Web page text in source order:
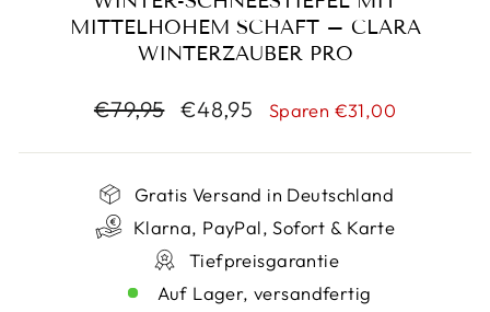
MITTELHOHEM SCHAFT – CLARA
WINTERZAUBER PRO
Normaler
€79,95 Sonderpreis
€48,95 Sparen €31,00
Gratis Versand in Deutschland
Klarna, PayPal, Sofort & Karte
Tiefpreisgarantie
Auf Lager, versandfertig